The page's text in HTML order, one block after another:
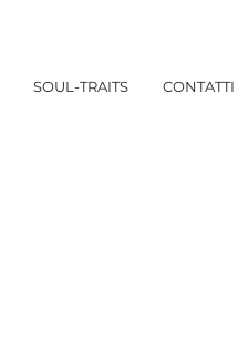
SOUL-TRAITS CONTATTI